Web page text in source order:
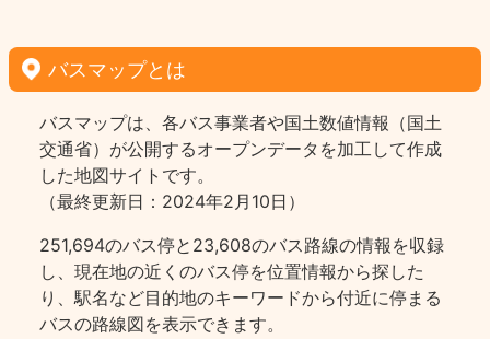
バスマップとは
バスマップは、各バス事業者や国土数値情報（国土
交通省）が公開するオープンデータを加工して作成
した地図サイトです。
（最終更新日：2024年2月10日）
251,694のバス停と23,608のバス路線の情報を収録
し、現在地の近くのバス停を位置情報から探した
り、駅名など目的地のキーワードから付近に停まる
バスの路線図を表示できます。